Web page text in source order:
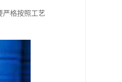
严格按照工艺